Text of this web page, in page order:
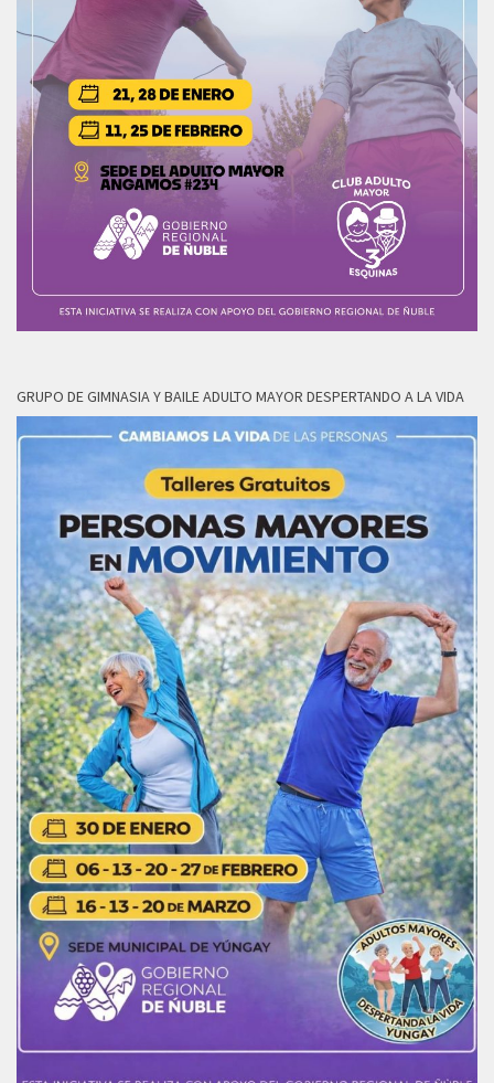
GRUPO DE GIMNASIA Y BAILE ADULTO MAYOR DESPERTANDO A LA VIDA